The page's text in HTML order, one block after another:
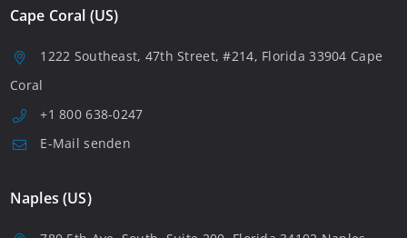
Cape Coral (US)
1222 Southeast, 47th Street, #214, Florida 33904 Cape
Coral
+1 800 638-0247
E-Mail senden
Naples (US)